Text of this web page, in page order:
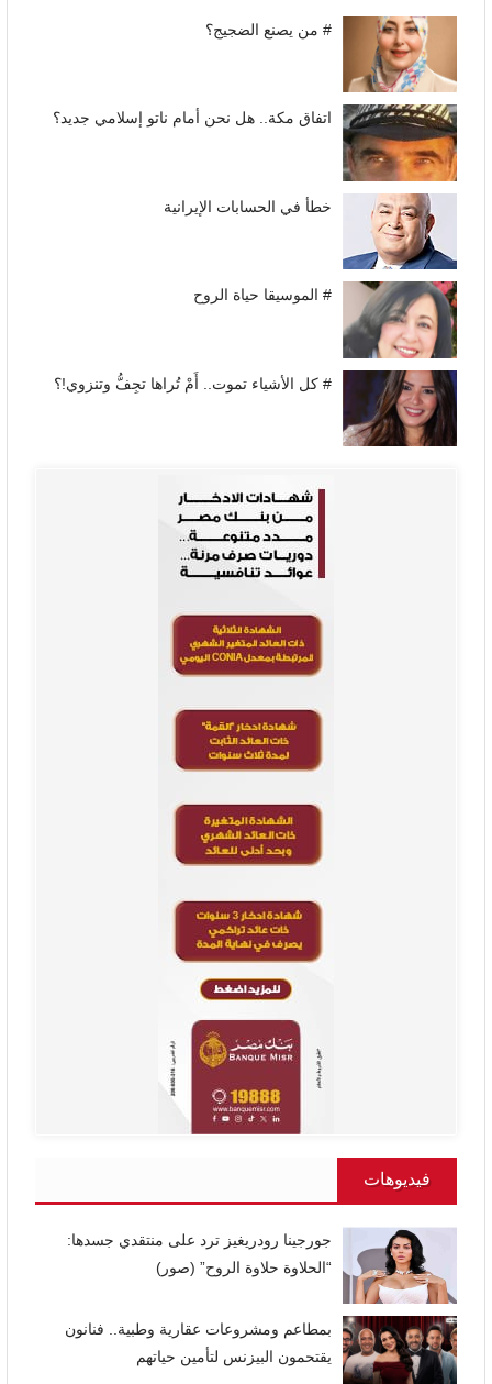
# من يصنع الضجيج؟
اتفاق مكة.. هل نحن أمام ناتو إسلامي جديد؟
خطأ في الحسابات الإيرانية
# الموسيقا حياة الروح
# كل الأشياء تموت.. أَمْ تُراها تجِفُّ وتنزوي!؟
فيديوهات
جورجينا رودريغيز ترد على منتقدي جسدها:
“الحلاوة حلاوة الروح” (صور)
بمطاعم ومشروعات عقارية وطبية.. فنانون
يقتحمون البيزنس لتأمين حياتهم